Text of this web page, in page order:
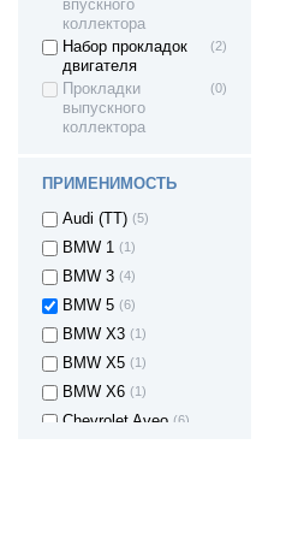
впускного
коллектора
Набор прокладок
двигателя
(2)
Прокладки
выпускного
коллектора
(0)
ПРИМЕНИМОСТЬ
Audi (A4)
Audi (A5) (4)
Audi (A6) (9)
Audi (A8) (2)
Audi (Q3) (3)
Audi Q7 (1)
Audi (TT) (5)
BMW 1 (1)
BMW 3 (4)
BMW 5 (6)
BMW X3 (1)
BMW X5 (1)
BMW X6 (1)
Chevrolet Aveo (6)